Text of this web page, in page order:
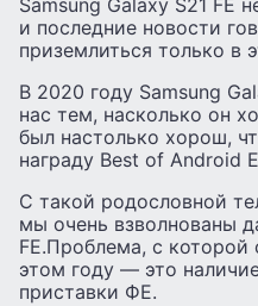
Samsung Galaxy S21 FE
и последние новости
приземлиться только в
В 2020 году Samsung
нас тем, насколько он
был настолько хорош,
награду Best of Android
С такой родословной
мы очень взволнованы
FE.Проблема, с которой
этом году — это
приставки ФЕ.